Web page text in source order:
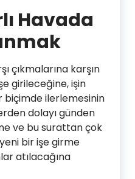
Havada
çıkmalarına karşın
girileceğine, işin
biçimde ilerlemesinin
dolayı günden
ve bu surattan çok
bir işe girme
atılacağına